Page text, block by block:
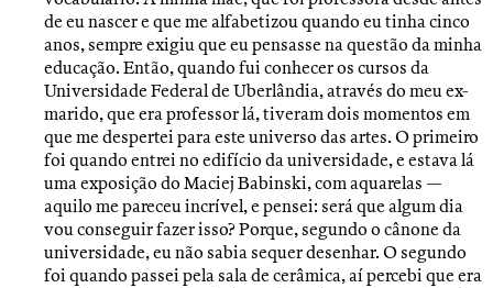
de eu nascer e que me alfabetizou quando eu tinha cinco
anos, sempre exigiu que eu pensasse na questão da minha
educação. Então, quando fui conhecer os cursos da
Universidade Federal de Uberlândia, através do meu ex-
marido, que era professor lá, tiveram dois momentos em
que me despertei para este universo das artes. O primeiro
foi quando entrei no edifício da universidade, e estava lá
uma exposição do Maciej Babinski, com aquarelas —
aquilo me pareceu incrível, e pensei: será que algum dia
vou conseguir fazer isso? Porque, segundo o cânone da
universidade, eu não sabia sequer desenhar. O segundo
foi quando passei pela sala de cerâmica, aí percebi que era